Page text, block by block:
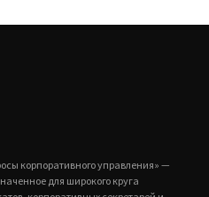
корпоративного управления» —
для широкого круга